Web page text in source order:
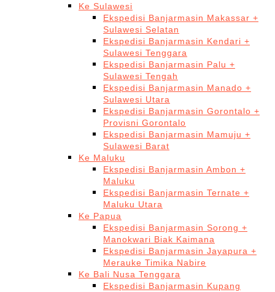
Ke Sulawesi
Ekspedisi Banjarmasin Makassar +
Sulawesi Selatan
Ekspedisi Banjarmasin Kendari +
Sulawesi Tenggara
Ekspedisi Banjarmasin Palu +
Sulawesi Tengah
Ekspedisi Banjarmasin Manado +
Sulawesi Utara
Ekspedisi Banjarmasin Gorontalo +
Provisni Gorontalo
Ekspedisi Banjarmasin Mamuju +
Sulawesi Barat
Ke Maluku
Ekspedisi Banjarmasin Ambon +
Maluku
Ekspedisi Banjarmasin Ternate +
Maluku Utara
Ke Papua
Ekspedisi Banjarmasin Sorong +
Manokwari Biak Kaimana
Ekspedisi Banjarmasin Jayapura +
Merauke Timika Nabire
Ke Bali Nusa Tenggara
Ekspedisi Banjarmasin Kupang